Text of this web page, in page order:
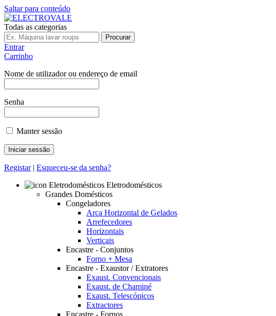
Saltar para conteúdo
Todas as categorias
Procurar
Entrar
Carrinho
Nome de utilizador ou endereço de email
Senha
Manter sessão
Registar| Esqueceu-se da senha?
Eletrodomésticos
Grandes Domésticos
Congeladores
Arca Horizontal de Gelados
Arrefecedores
Horizontais
Verticais
Encastre - Conjuntos
Forno + Mesa
Encastre - Exaustor / Extratores
Exaust. Convencionais
Exaust. de Chaminé
Exaust. Telescópicos
Extractores
Encastre - Fornos